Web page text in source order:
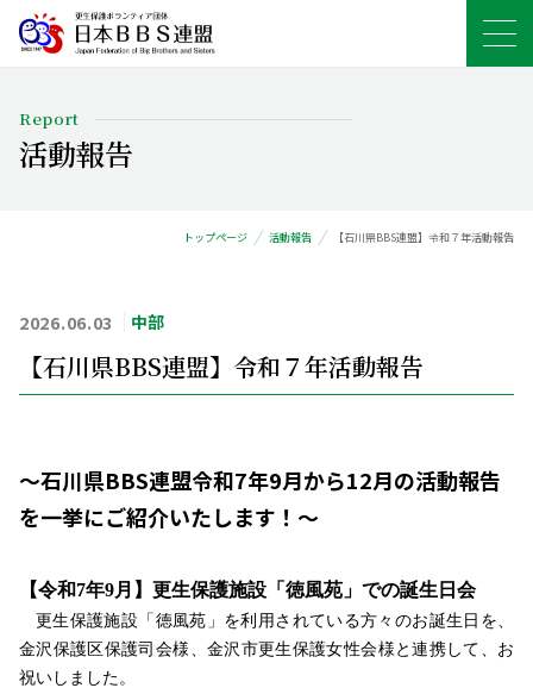
Report
活動報告
トップページ 活動報告 【石川県BBS連盟】令和７年活動報告
2026.06.03 中部
【石川県BBS連盟】令和７年活動報告
〜 石川県BBS連盟令和7年9月から12月の活動報告
を一挙にご紹介いたします！〜
【令和7年9月】更生保護施設「徳風苑」での誕生日会
更生保護施設「徳風苑」を利用されている方々のお誕生日を、
金沢保護区保護司会様、金沢市更生保護女性会様と連携して、お
祝いしました。